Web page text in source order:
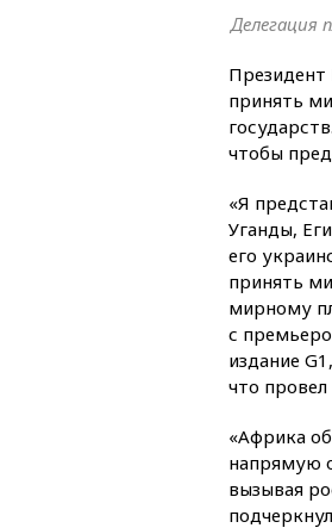
Делегация
Президент
принять
чтобы
«Я
Уганды,
его
принять
мирному
с
издание G1,
что
«Африка
напрямую
вызывая